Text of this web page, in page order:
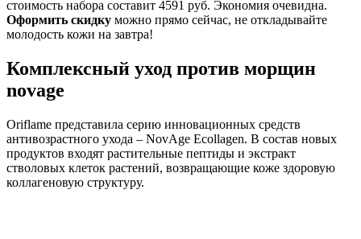
стоимость набора составит 4591 руб. Экономия очевидна.
Оформить скидку можно прямо сейчас, не откладывайте
молодость кожи на завтра!
Комплексный уход против морщин
novage
Oriflame представила серию инновационных средств
антивозрастного ухода – NovAge Ecollagen. В состав новых
продуктов входят растительные пептиды и экстракт
стволовых клеток растений, возвращающие коже здоровую
коллагеновую структуру.